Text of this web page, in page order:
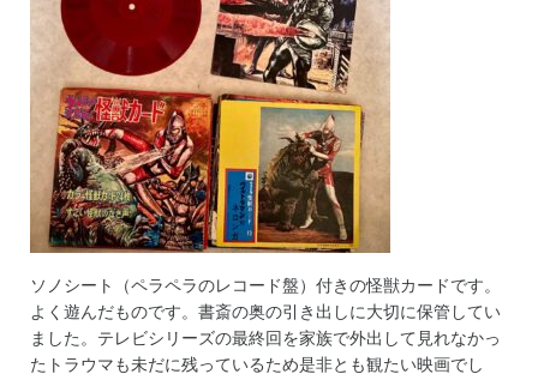
ソノシート（ペラペラのレコード盤）付きの怪獣カードです。
よく遊んだものです。書斎の奥の引き出しに大切に保管してい
ました。テレビシリーズの最終回を家族で外出して見れなかっ
たトラウマも未だに残っているため是非とも観たい映画でし